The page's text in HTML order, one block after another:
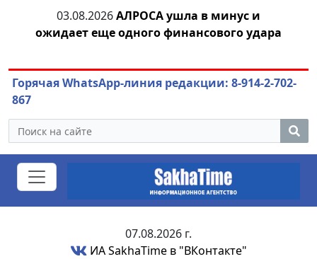
04.08.2026Маринычев у Путина: смотрины
или антикризисный разбор?
Горячая WhatsApp-линия редакции: 8-914-2-702-
867
07.08.2026 г.
ИА SakhaTime в "ВКонтакте"